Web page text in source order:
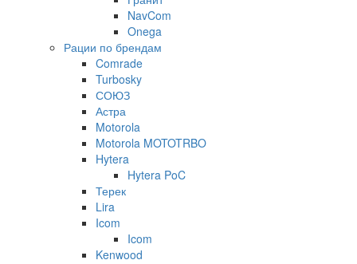
NavCom
Onega
Рации по брендам
Comrade
Turbosky
СОЮЗ
Астра
Motorola
Motorola MOTOTRBO
Hytera
Hytera PoC
Терек
Lira
Icom
Icom
Kenwood